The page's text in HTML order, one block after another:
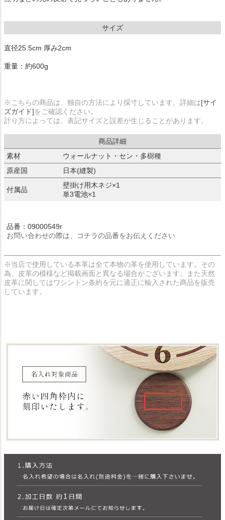
サイズ
直径25.5cm 厚み2cm
重量：約600g
※こちらの商品は、独自の方法により採寸しています。詳細は[サイ
ズガイド]をご確認ください。
計り方によっては、表記サイズと誤差が生じることがあります。
商品詳細
素材
ウォールナット・セン・多樹種
原産国
日本(縫製)
付属品
壁掛け用木ネジ×1
単3電池×1
品番：09000549r
お問い合わせの際は、コチラの品番をお伝えください
※当店で使用している本革は全て本物の革を使用しています。その
為、皮革の模様など掲載画面と異なる場合がございます。また天然
皮革に関してはワシントン条約を元に適正に輸入された商品を販売
しています。